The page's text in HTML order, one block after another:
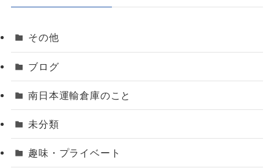
その他
ブログ
南日本運輸倉庫のこと
未分類
趣味・プライベート